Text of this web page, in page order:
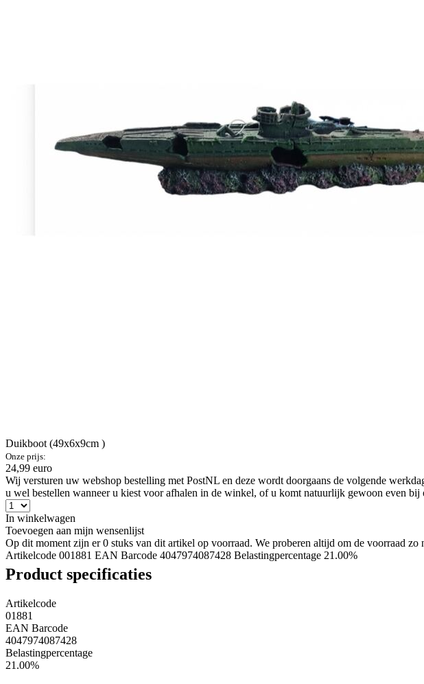
Duikboot (49x6x9cm )
Onze prijs:
24,99 euro
Wij versturen uw webshop bestelling met PostNL en deze wordt doorgaans de volgende
u wel bestellen wanneer u kiest voor afhalen in de winkel, of u komt natuurlijk gewoon even bij
In winkelwagen
Toevoegen aan mijn wensenlijst
Op dit moment zijn er 0 stuks van dit artikel op voorraad. We proberen altijd om de voorraad
Artikelcode 001881 EAN Barcode 4047974087428 Belastingpercentage 21.00%
Product specificaties
Artikelcode
01881
EAN Barcode
4047974087428
Belastingpercentage
21.00%